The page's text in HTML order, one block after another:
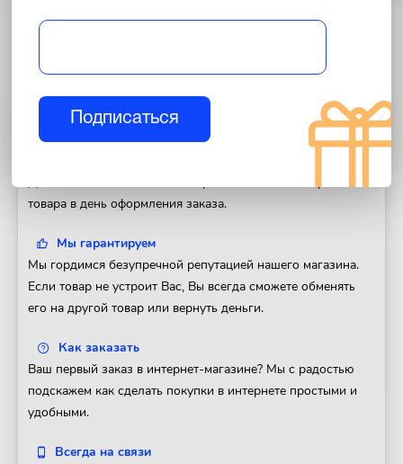
Полезная информация
товара в день оформления заказа.
Мы гарантируем
Мы гордимся безупречной репутацией нашего магазина.
Если товар не устроит Вас, Вы всегда сможете обменять
его на другой товар или вернуть деньги.
Как заказать
Ваш первый заказ в интернет-магазине? Мы с радостью
подскажем как сделать покупки в интернете простыми и
удобными.
Всегда на связи
Подписаться